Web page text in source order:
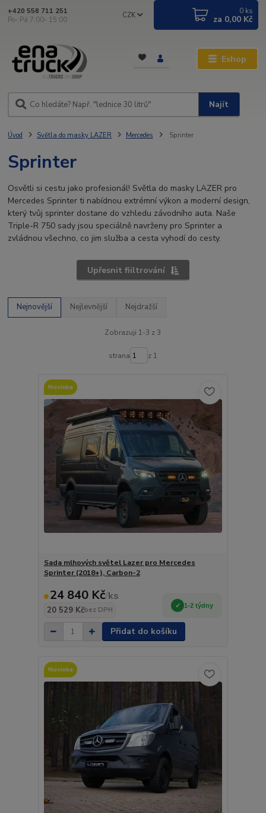
Eshop
CZK
Najít
+420 558 711 251
Po- Pá 7:00- 15:00
0 ks
za 0,00 Kč
Úvod Světla do masky LAZER Mercedes Sprinter
Sprinter
Osvětli si cestu jako profesionál! Světla do masky LAZER pro
Mercedes Sprinter ti nabídnou extrémní výkon a moderní design,
který tvůj sprinter dostane do vzhledu závodního auta. Naše
Triple-R 750 sady jsou speciálně navrženy pro Sprinter a
zvládnou všechno, co jim služba a cesta vyhodí do cesty.
Upřesnit fiiltrování
Nejnovější Nejlevnější Nejdražší
Zobrazuji 1-3 z 3
strana z 1
Novinka
Sada mlhových světel Lazer pro Mercedes
Sprinter (2018+), Carbon-2
24 840 Kč/ks
20 529 Kčbez DPH
1-2 týdny
Přidat do košíku
Novinka